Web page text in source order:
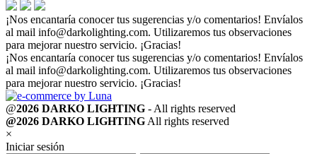
¡Nos encantaría conocer tus sugerencias y/o comentarios! Envíalos
al mail info@darkolighting.com. Utilizaremos tus observaciones
para mejorar nuestro servicio. ¡Gracias!
¡Nos encantaría conocer tus sugerencias y/o comentarios! Envíalos
al mail info@darkolighting.com. Utilizaremos tus observaciones
para mejorar nuestro servicio. ¡Gracias!
@2026 DARKO LIGHTING - All rights reserved
@2026 DARKO LIGHTING All rights reserved
×
Iniciar sesión